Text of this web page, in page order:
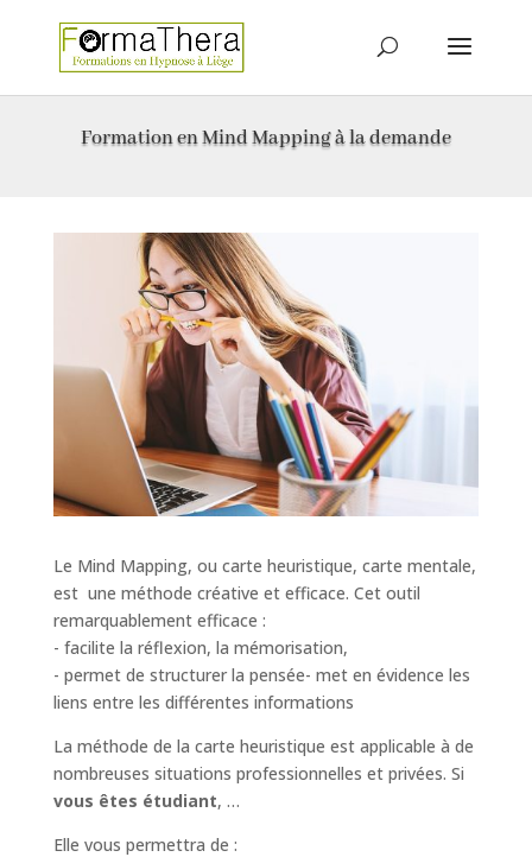
Formation en Mind Mapping à la demande
Le Mind Mapping, ou carte heuristique, carte mentale,
est une méthode créative et efficace. Cet outil
remarquablement efficace :
- facilite la réflexion, la mémorisation,
- permet de structurer la pensée- met en évidence les
liens entre les différentes informations
La méthode de la carte heuristique est applicable à de
nombreuses situations professionnelles et privées. Si
vous êtes étudiant, …
Elle vous permettra de :